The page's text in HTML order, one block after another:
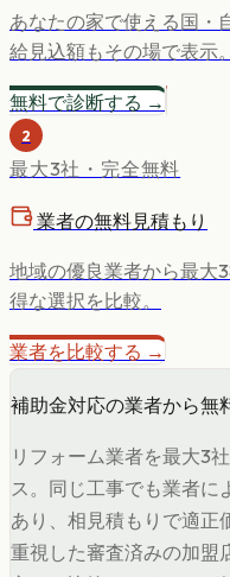
あなたの家で使える国・
給見込額もその場で表示。
無料で診断する →
2
最大3社・完全無料
業者の無料見積もり
地域の優良業者から最大
得な選択を比較。
業者を比較する →
補助金対応の業者から無
リフォーム業者を最大3
ス。同じ工事でも業者に
あり、相見積もりで適正
重視した審査済みの加盟